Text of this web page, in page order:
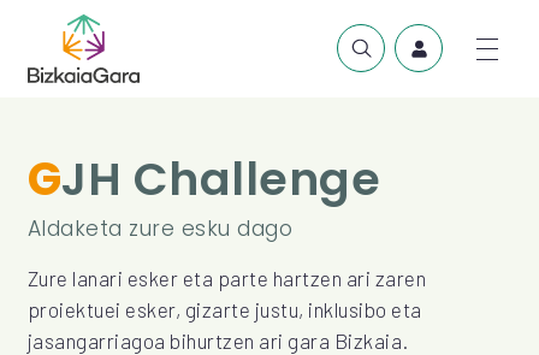
GJH Challenge
Aldaketa zure esku dago
Zure lanari esker eta parte hartzen ari zaren
proiektuei esker, gizarte justu, inklusibo eta
jasangarriagoa bihurtzen ari gara Bizkaia.